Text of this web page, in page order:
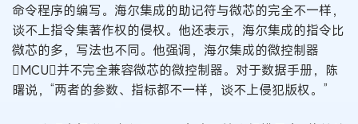
命令程序的编写。海尔集成的助记符与微芯的完全不一样，
谈不上指令集著作权的侵权。他还表示，海尔集成的指令比
微芯的多，写法也不同。他强调，海尔集成的微控制器
MCU并不完全兼容微芯的微控制器。对于数据手册，陈
曙说，“两者的参数、指标都不一样，谈不上侵犯版权。”